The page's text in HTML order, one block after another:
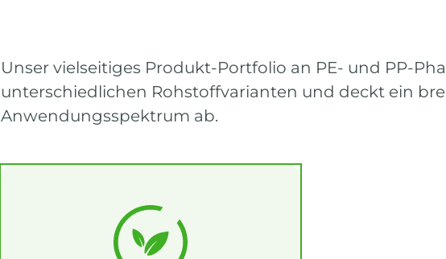
Unser vielseitiges Produkt-Portfolio an PE- und PP-
unterschiedlichen Rohstoffvarianten und deckt ein
Anwendungsspektrum ab.